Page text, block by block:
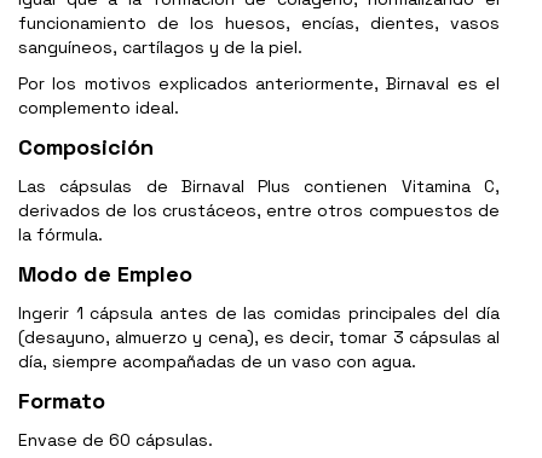
funcionamiento de los huesos, encías, dientes, vasos
sanguíneos, cartílagos y de la piel.
Por los motivos explicados anteriormente, Birnaval es el
complemento ideal.
Composición
Las cápsulas de Birnaval Plus contienen Vitamina C,
derivados de los crustáceos, entre otros compuestos de
la fórmula.
Modo de Empleo
Ingerir 1 cápsula antes de las comidas principales del día
(desayuno, almuerzo y cena), es decir, tomar 3 cápsulas al
día, siempre acompañadas de un vaso con agua.
Formato
Envase de 60 cápsulas.